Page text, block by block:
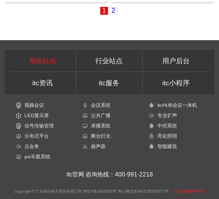
1 2
系统站点 行业站点 用户后台
itc资讯 itc服务 itc小程序
视频会议 会议系统
itcHUB会议一体机
LED显示屏
公共广播
专业扩声
信号传输管理
录播系统
中控系统
分布式平台
舞台灯光
亮化照明
云会务
扬声器
智能建筑
pis车载系统
itc官网 咨询热线：400-991-2218
Copyright © 广东保伦电子股份有限公司 粤ICP备16106620号 粤公网安备44011302004771号 产品参数解释声明